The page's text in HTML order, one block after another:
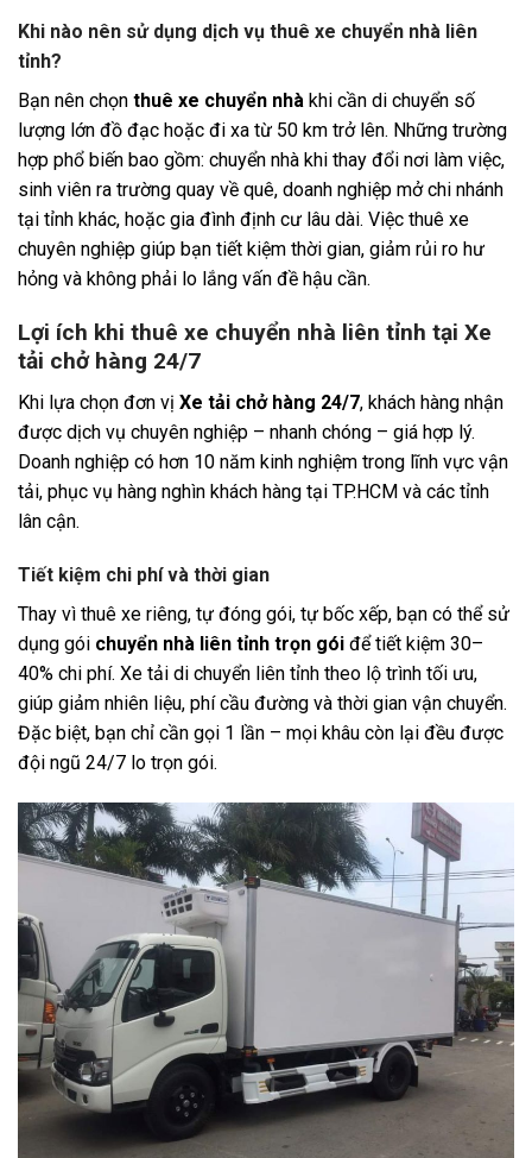
Khi nào nên sử dụng dịch vụ thuê xe chuyển nhà liên
tỉnh?
Bạn nên chọn thuê xe chuyển nhà khi cần di chuyển số
lượng lớn đồ đạc hoặc đi xa từ 50 km trở lên. Những trường
hợp phổ biến bao gồm: chuyển nhà khi thay đổi nơi làm việc,
sinh viên ra trường quay về quê, doanh nghiệp mở chi nhánh
tại tỉnh khác, hoặc gia đình định cư lâu dài. Việc thuê xe
chuyên nghiệp giúp bạn tiết kiệm thời gian, giảm rủi ro hư
hỏng và không phải lo lắng vấn đề hậu cần.
Lợi ích khi thuê xe chuyển nhà liên tỉnh tại Xe
tải chở hàng 24/7
Khi lựa chọn đơn vị Xe tải chở hàng 24/7, khách hàng nhận
được dịch vụ chuyên nghiệp – nhanh chóng – giá hợp lý.
Doanh nghiệp có hơn 10 năm kinh nghiệm trong lĩnh vực vận
tải, phục vụ hàng nghìn khách hàng tại TP.HCM và các tỉnh
lân cận.
Tiết kiệm chi phí và thời gian
Thay vì thuê xe riêng, tự đóng gói, tự bốc xếp, bạn có thể sử
dụng gói chuyển nhà liên tỉnh trọn gói để tiết kiệm 30–
40% chi phí. Xe tải di chuyển liên tỉnh theo lộ trình tối ưu,
giúp giảm nhiên liệu, phí cầu đường và thời gian vận chuyển.
Đặc biệt, bạn chỉ cần gọi 1 lần – mọi khâu còn lại đều được
đội ngũ 24/7 lo trọn gói.